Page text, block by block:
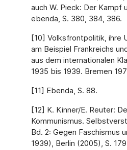
auch W. Pieck: Der Kampf
ebenda, S. 380, 384, 386.
[10] Volksfrontpolitik, ihre
am Beispiel Frankreichs
aus dem internationalen
1935 bis 1939. Bremen
[11] Ebenda, S. 88.
[12] K. Kinner/E. Reuter:
Kommunismus.
Bd. 2: Gegen Faschismus
1939), Berlin (2005), S.